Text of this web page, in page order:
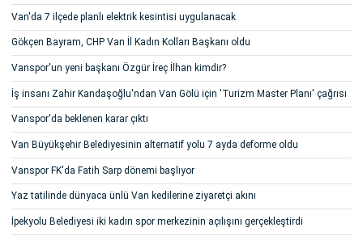
Van'da 7 ilçede planlı elektrik kesintisi uygulanacak
Gökçen Bayram, CHP Van İl Kadın Kolları Başkanı oldu
Vanspor'un yeni başkanı Özgür İreç İlhan kimdir?
İş insanı Zahir Kandaşoğlu'ndan Van Gölü için 'Turizm Master Planı' çağrısı
Vanspor'da beklenen karar çıktı
Van Büyükşehir Belediyesinin alternatif yolu 7 ayda deforme oldu
Vanspor FK'da Fatih Sarp dönemi başlıyor
Yaz tatilinde dünyaca ünlü Van kedilerine ziyaretçi akını
İpekyolu Belediyesi iki kadın spor merkezinin açılışını gerçekleştirdi